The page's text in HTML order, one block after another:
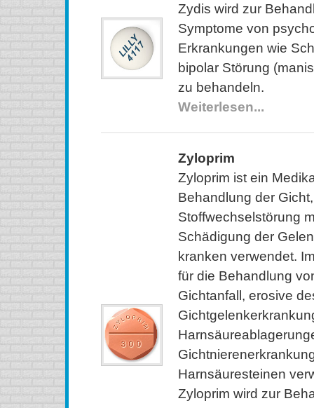
Zydis wird zur
Symptome von
Erkrankungen wie
bipolar Störung
zu behandeln.
Weiterlesen...
Zyloprim
Zyloprim ist ein
Behandlung der
Stoffwechselstörung
Schädigung der
kranken verwendet.
für die Behandlung
Gichtanfall, erosive
Harnsäuresteinen
Zyloprim wird zur